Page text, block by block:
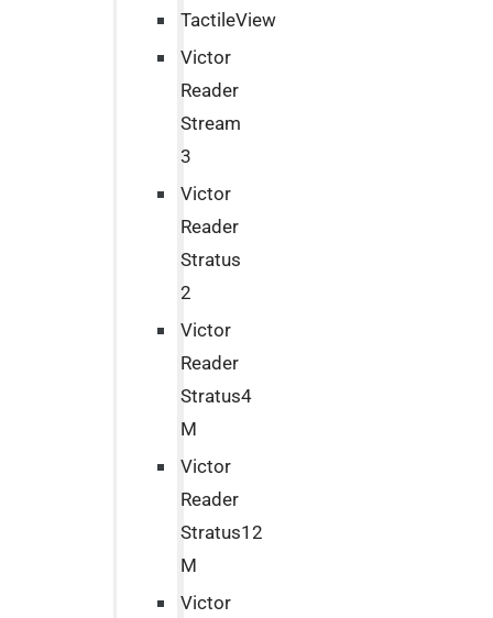
TactileView
Victor
Reader
Stream
3
Victor
Reader
Stratus
2
Victor
Reader
Stratus4
M
Victor
Reader
Stratus12
M
Victor